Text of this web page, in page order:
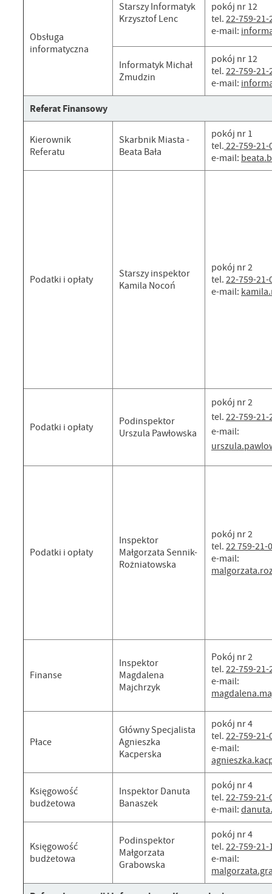
Obsługa
informatyczna
Starszy Informatyk
Krzysztof Lenc
pokój nr 12
tel. 22-759-21-
e-mail:
Informatyk Michał
Żmudzin
pokój nr 12
tel. 22-759-21-
e-mail:
Referat Finansowy
Kierownik
Referatu
Skarbnik Miasta -
Beata Bała
pokój nr 1
tel. 22-759-21-
e-mail:
Podatki i opłaty
Starszy inspektor
Kamila Nocoń
pokój nr 2
tel. 22-759-21-
e-mail:
Podatki i opłaty
Podinspektor
Urszula Pawłowska
pokój nr 2
tel. 22-759-21-
e-mail:
Podatki i opłaty
Inspektor
Małgorzata Sennik-
Rożniatowska
pokój nr 2
tel. 22 759-21-
e-mail:
Finanse
Inspektor
Magdalena
Majchrzyk
Pokój nr 2
tel. 22-759-21-
e-mail:
Płace
Główny Specjalista
Agnieszka
Kacperska
pokój nr 4
tel. 22-759-21-
e-mail:
Księgowość
budżetowa
Inspektor Danuta
Banaszek
pokój nr 4
tel. 22-759-21-
e-mail:
Księgowość
budżetowa
Podinspektor
Małgorzata
Grabowska
pokój nr 4
tel. 22-759-21-
e-mail: